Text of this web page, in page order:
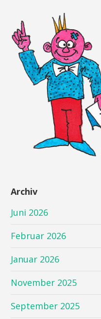
Archiv
Juni 2026
Februar 2026
Januar 2026
November 2025
September 2025